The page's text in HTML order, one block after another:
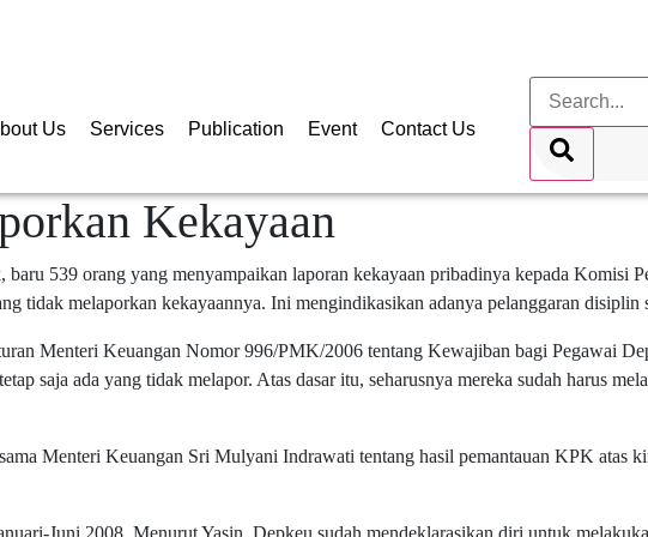
Us Services Publication Event Contact Us
Kekayaan
baru 539 orang yang menyampaikan laporan kekayaan pribadinya kepada Komisi
tidak melaporkan kekayaannya. Ini mengindikasikan adanya pelanggaran disiplin
Menteri Keuangan Nomor 996/PMK/2006 tentang Kewajiban bagi Pegawai
saja ada yang tidak melapor. Atas dasar itu, seharusnya mereka sudah harus
Menteri Keuangan Sri Mulyani Indrawati tentang hasil pemantauan KPK atas
Juni 2008. Menurut Yasin, Depkeu sudah mendeklarasikan diri untuk